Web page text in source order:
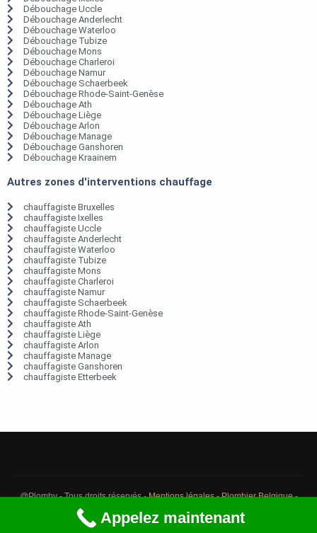
Débouchage Uccle
Débouchage Anderlecht
Débouchage Waterloo
Débouchage Tubize
Débouchage Mons
Débouchage Charleroi
Débouchage Namur
Débouchage Schaerbeek
Débouchage Rhode-Saint-Genèse
Débouchage Ath
Débouchage Liège
Débouchage Arlon
Débouchage Manage
Débouchage Ganshoren
Débouchage Kraainem
Autres zones d'interventions chauffage
chauffagiste Bruxelles
chauffagiste Ixelles
chauffagiste Uccle
chauffagiste Anderlecht
chauffagiste Waterloo
chauffagiste Tubize
chauffagiste Mons
chauffagiste Charleroi
chauffagiste Namur
chauffagiste Schaerbeek
chauffagiste Rhode-Saint-Genèse
chauffagiste Ath
chauffagiste Liège
chauffagiste Arlon
chauffagiste Manage
chauffagiste Ganshoren
chauffagiste Etterbeek
@Plomby - Tous droits réservés -Mentions légales-Plombier Belgique-
Débouchage Belgique
Appelez maintenant